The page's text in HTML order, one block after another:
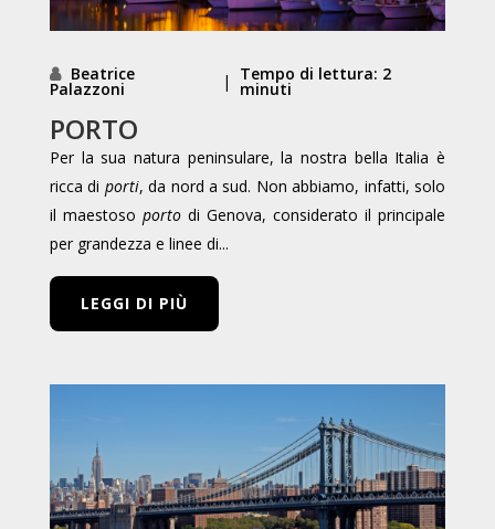
Beatrice
Palazzoni | Tempo di lettura: 2
minuti
PORTO
Per la sua natura peninsulare, la nostra bella Italia è
ricca di porti, da nord a sud. Non abbiamo, infatti, solo
il maestoso portodi Genova, considerato il principale
per grandezza e linee di...
LEGGI DI PIÙ